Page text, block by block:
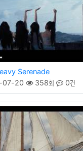
Serenade
07-20 358회 0건